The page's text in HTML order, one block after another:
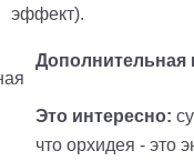
эффект).
Это интересно:
что орхидея - это